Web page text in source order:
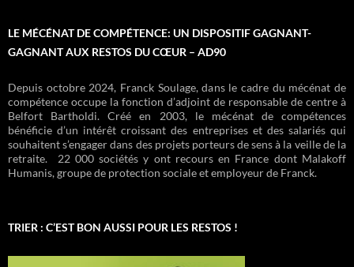
LE MÉCÉNAT DE COMPÉTENCE: UN DISPOSITIF GAGNANT-
GAGNANT AUX RESTOS DU CŒUR – AD90
Depuis octobre 2024, Franck Soulage, dans le cadre du mécénat de
compétence occupe la fonction d’adjoint de responsable de centre à
Belfort Bartholdi. Créé en 2003, le mécénat de compétences
bénéficie d’un intérêt croissant des entreprises et des salariés qui
souhaitent s’engager dans des projets porteurs de sens à la veille de la
retraite. 22 000 sociétés y ont recours en France dont Malakoff
Humanis, groupe de protection sociale et employeur de Franck.
TRIER : C’EST BON AUSSI POUR LES RESTOS !